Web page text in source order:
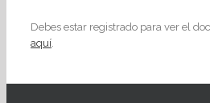
Debes estar registrado para ver el
aquí.